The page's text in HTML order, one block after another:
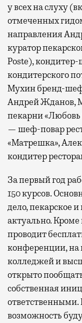
у всех на слуху
отмеченных
направления
куратор
Poste),
кондитерского
Мухин бренд-
Андрей Жданов,
пекарни «Любовь
— шеф-повар
«Матрешка»,
кондитер
За первый год
150 курсов.
дело, пекарское и
актуально.
проводит
конференции, на
колледжей и
открыто
собственная
ответственными.
возможность